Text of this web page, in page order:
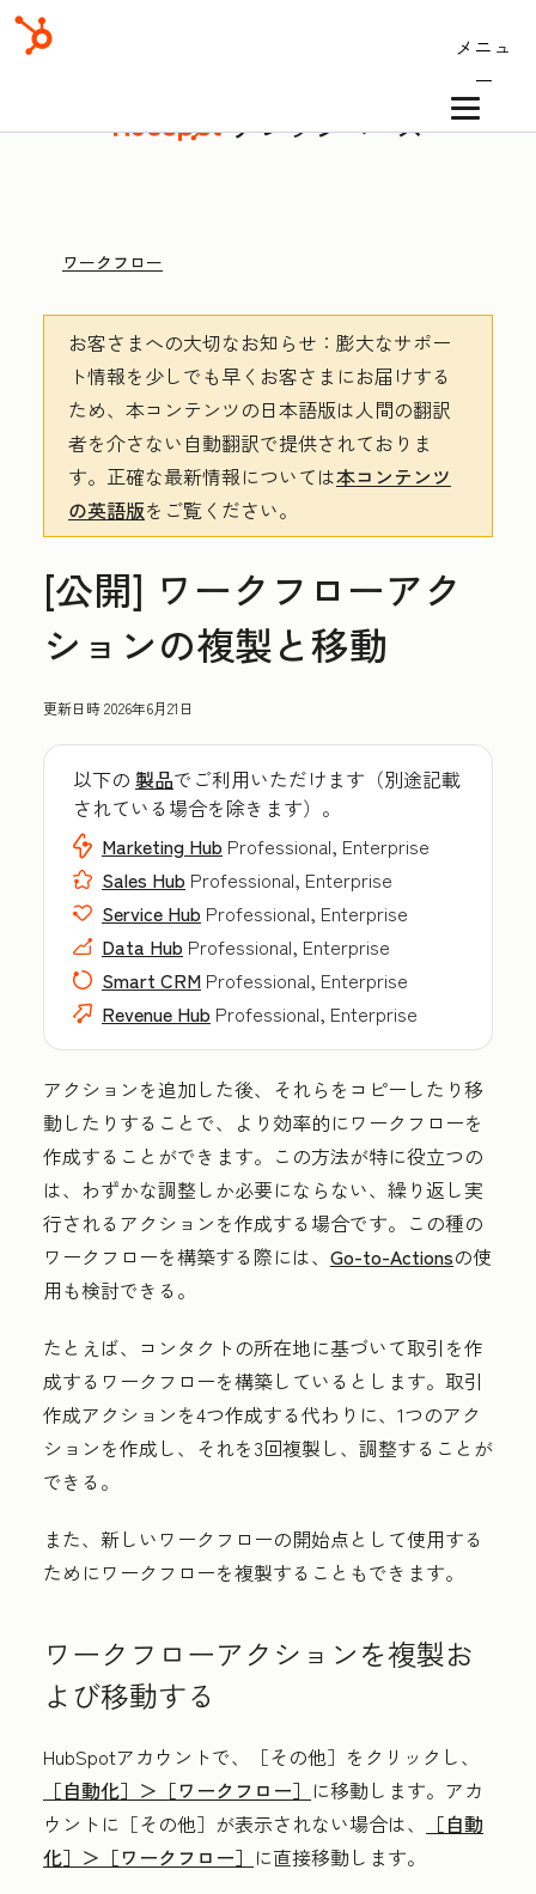
メニュ
ー
ナレッジベース
ワークフロー
お客さまへの大切なお知らせ ：膨大なサポー
ト情報を少しでも早くお客さまにお届けする
ため、本コンテンツの日本語版は人間の翻訳
者を介さない自動翻訳で提供されておりま
す。 正確な最新情報については本コンテンツ
の英語版をご覧ください。
[公開] ワークフローアク
ションの複製と移動
更新日時2026年6月21日
以下の 製品でご利用いただけます（別途記載
されている場合を除きます）。
Marketing Hub Professional, Enterprise
Sales Hub Professional, Enterprise
Service Hub Professional, Enterprise
Data Hub Professional, Enterprise
Smart CRM Professional, Enterprise
Revenue Hub Professional, Enterprise
アクションを追加した後、それらをコピーしたり移
動したりすることで、より効率的にワークフローを
作成することができます。この方法が特に役立つの
は、わずかな調整しか必要にならない、繰り返し実
行されるアクションを作成する場合です。この種の
ワークフローを構築する際には、 Go-to-Actionsの使
用も検討できる。
たとえば、コンタクトの所在地に基づいて取引を作
成するワークフローを構築しているとします。 取引
作成アクションを4つ作成する代わりに、1つのアク
ションを作成し、それを3回複製し、調整することが
できる。
また、新しいワークフローの開始点として使用する
ためにワークフローを複製することもできます。
ワークフローアクションを複製お
よび移動する
HubSpotアカウントで、
［その他］をクリックし、
［自動化］＞ ［ワークフロー］ に移動します。アカ
ウントに ［その他］が表示されない場合は、
［自動
化］＞ ［ワークフロー］ に直接移動します。